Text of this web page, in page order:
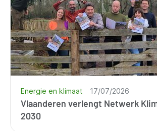
Vlaanderen verlengt Netwerk
2030
Energie en klimaat 17/07/2026